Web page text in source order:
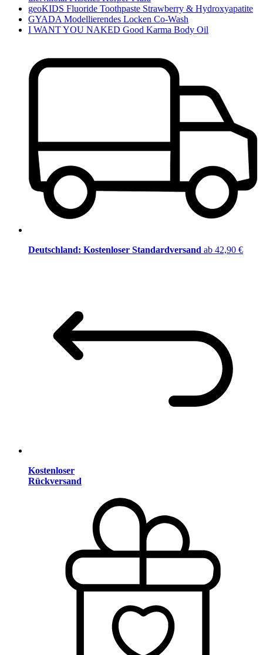
geoKIDS Fluoride Toothpaste Strawberry & Hydroxyapatite
GYADA Modellierendes Locken Co-Wash
I WANT YOU NAKED Good Karma Body Oil
Deutschland: Kostenloser Standardversand ab 42,90 €
Kostenloser
Rückversand